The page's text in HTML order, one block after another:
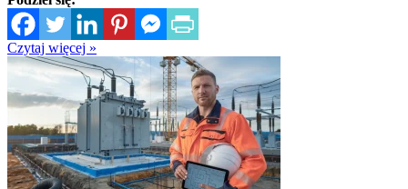
Czytaj więcej »